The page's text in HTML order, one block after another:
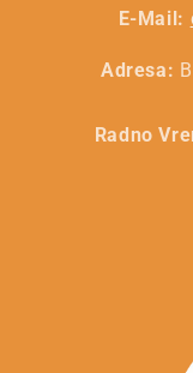
E-Mail:
Adresa:
Radno